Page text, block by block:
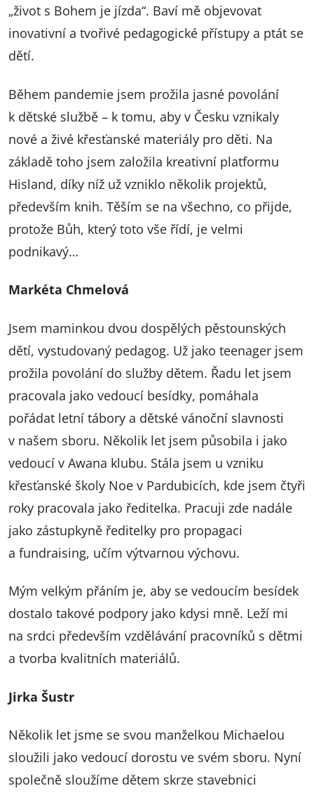
„život s Bohem je jízda“. Baví mě objevovat
inovativní a tvořivé pedagogické přístupy a ptát se
dětí.
Během pandemie jsem prožila jasné povolání
k dětské službě – k tomu, aby v Česku vznikaly
nové a živé křesťanské materiály pro děti. Na
základě toho jsem založila kreativní platformu
Hisland, díky níž už vzniklo několik projektů,
především knih. Těším se na všechno, co přijde,
protože Bůh, který toto vše řídí, je velmi
podnikavý…
Markéta Chmelová
Jsem maminkou dvou dospělých pěstounských
dětí, vystudovaný pedagog. Už jako teenager jsem
prožila povolání do služby dětem. Řadu let jsem
pracovala jako vedoucí besídky, pomáhala
pořádat letní tábory a dětské vánoční slavnosti
v našem sboru. Několik let jsem působila i jako
vedoucí v Awana klubu. Stála jsem u vzniku
křesťanské školy Noe v Pardubicích, kde jsem čtyři
roky pracovala jako ředitelka. Pracuji zde nadále
jako zástupkyně ředitelky pro propagaci
a fundraising, učím výtvarnou výchovu.
Mým velkým přáním je, aby se vedoucím besídek
dostalo takové podpory jako kdysi mně. Leží mi
na srdci především vzdělávání pracovníků s dětmi
a tvorba kvalitních materiálů.
Jirka Šustr
Několik let jsme se svou manželkou Michaelou
sloužili jako vedoucí dorostu ve svém sboru. Nyní
společně sloužíme dětem skrze stavebnici